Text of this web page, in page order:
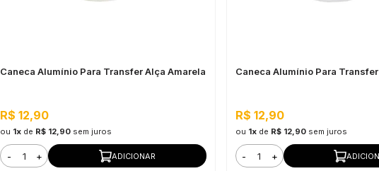
Caneca Alumínio Para Transfer Alça Amarela
R$ 12,90
ou 1x de R$ 12,90 sem juros
- + ADICIONAR
Caneca Alumínio Para
R$ 12,90
ou 1xde R$ 12,90 sem juros
- +